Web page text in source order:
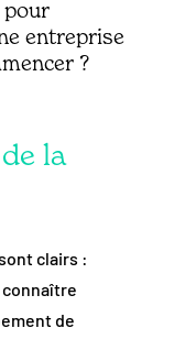
pour
entreprise
?
la
clairs :
de